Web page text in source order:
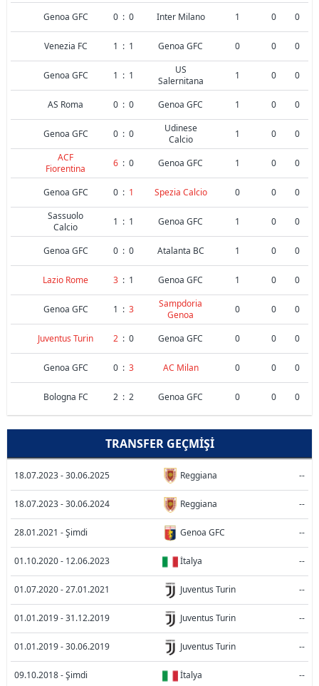
Genoa GFC 0 : 0 Inter Milano 1 0 0
Venezia FC 1 : 1 Genoa GFC 0 0 0
Genoa GFC 1 : 1
US
Salernitana
1 0 0
AS Roma 0 : 0 Genoa GFC 1 0 0
Genoa GFC 0 : 0
Udinese
Calcio
1 0
0
ACF
Fiorentina
6 : 0 Genoa GFC 1 0 0
Genoa GFC 0 : 1 Spezia Calcio 0 0
0
Sassuolo
Calcio
1 : 1 Genoa GFC 1 0 0
Genoa GFC 0 : 0 Atalanta BC 1 0 0
Lazio Rome 3 : 1 Genoa GFC 1 0 0
Genoa GFC 1 : 3
Sampdoria
Genoa
0 0 0
Juventus Turin 2 : 0 Genoa GFC 0 0 0
Genoa GFC 0 : 3 AC Milan 0 0 0
Bologna FC 2 : 2 Genoa GFC 0 0 0
TRANSFER GEÇMIŞI
18.07.2023 - 30.06.2025 Reggiana --
18.07.2023 - 30.06.2024 Reggiana --
28.01.2021 - Şimdi Genoa GFC --
01.10.2020 - 12.06.2023 İtalya --
01.07.2020 - 27.01.2021 Juventus Turin --
01.01.2019 - 31.12.2019 Juventus Turin --
01.01.2019 - 30.06.2019 Juventus Turin --
09.10.2018 - Şimdi İtalya --